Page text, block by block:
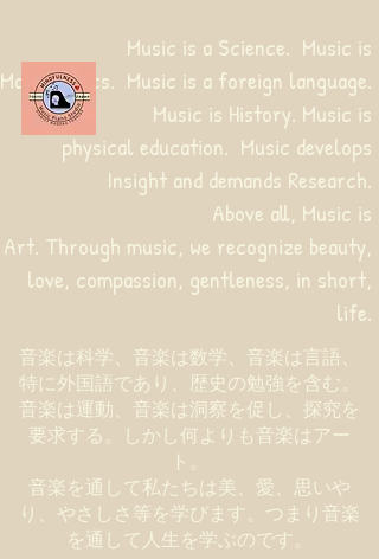
音楽は科学、音楽は数学、音楽は言語、
特に外国語であり、歴史の勉強を含む。
音楽は運動、音楽は洞察を促し、探究を
要求する。しかし何よりも音楽はアー
ト。
音楽を通して私たちは美、愛、思いや
り、やさしさ等を学びます。つまり音楽
を通して人生を学ぶのです。
Music is a Science. Music is
Mathematics. Music is a foreign language.
Music is History. Music is
physical education. Music develops
Insight and demands Research.
Above all, Music is
Art. Through music, we recognize beauty,
love, compassion, gentleness, in short,
life.